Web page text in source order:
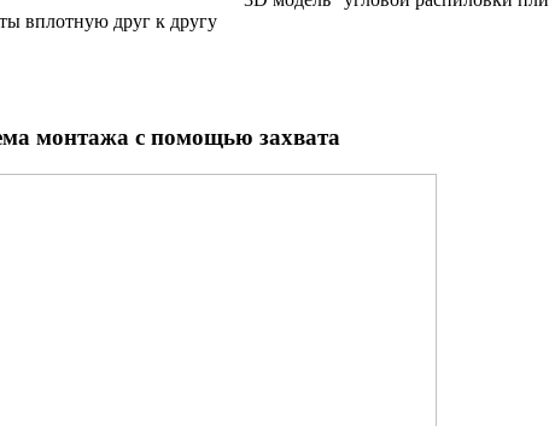
вплотную друг к другу
монтажа с помощью захвата